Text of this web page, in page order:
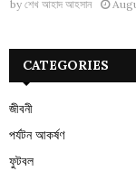
by শেখ আহাদ আহসান
CATEGORIES
জীবনী
পর্যটন আকর্ষণ
ফুটবল